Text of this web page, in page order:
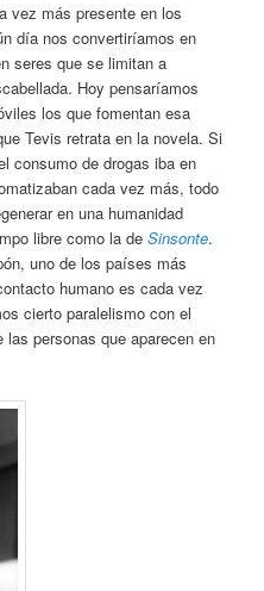
vez más presente en los
día nos convertiríamos en
seres que se limitan a
Hoy pensaríamos
los que fomentan esa
Tevis retrata en la novela. Si
consumo de drogas iba en
cada vez más, todo
en una humanidad
libre como la deSinsonte.
uno de los países más
humano es cada vez
cierto paralelismo con el
personas que aparecen en